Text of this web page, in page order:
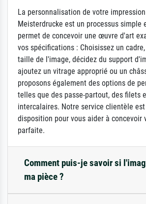
La personnalisation de votre
Meisterdrucke est un processus
permet de concevoir une œuvre d'art
vos spécifications : Choisissez un
taille de l'image, décidez du support
ajoutez un vitrage approprié ou un
proposons également des options de
telles que des passe-partout, des filets
intercalaires. Notre service clientèle
disposition pour vous aider à
parfaite.
Comment puis-je savoir si
ma pièce ?